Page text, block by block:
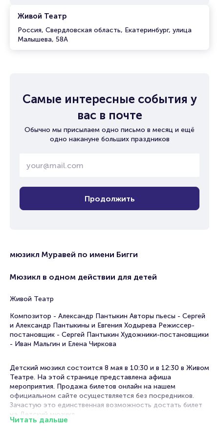
Живой Театр
Россия, Свердловская область, Екатеринбург, улица
Малышева, 58А
Самые интересные события у
вас в почте
Обычно мы присылаем одно письмо в месяц и ещё
одно накануне больших праздников
Продолжить
мюзикл Муравей по имени Бигги
Мюзикл в одном действии для детей
Живой Театр
Композитор - Александр Пантыкин Авторы пьесы - Сергей
и Александр Пантыкины и Евгения Ходырева Режиссер-
постановщик - Сергей Пантыкин Художники-постановщики
- Иван Мальгин и Елена Чиркова
Детский мюзикл состоится 8 мая в 10:30 и в 12:30 в Живом
Театре. На этой странице представлена афиша
мероприятия. Продажа билетов онлайн на нашем
официальном сайте осуществляется без посредников.
Зачастую это единственная возможность достать билет
на Детский мюзикл.
Читать дальше